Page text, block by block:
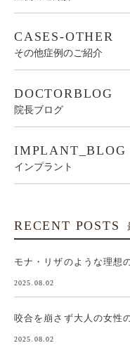
CASES-OTHER
その他症例のご紹介
DOCTORBLOG
院長ブログ
IMPLANT_BLOG
インプラント
RECENT POSTS
モナ・リザのような理想
2025.08.02
咬合を崩さず大人の女性
2025.08.02